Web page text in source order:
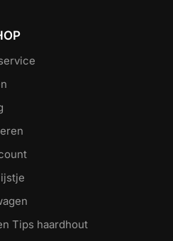
Tips haardhout